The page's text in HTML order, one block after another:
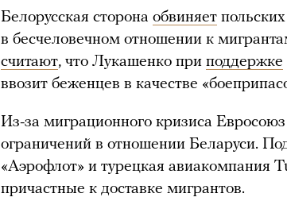
Белорусская сторона обвиняет
в бесчеловечном отношении к
считают, что Лукашенко при поддержке
ввозит беженцев в качестве
Из-за миграционного кризиса Евросоюз
ограничений в отношении Беларуси.
«Аэрофлот» и турецкая авиакомпания
причастные к доставке мигрантов.